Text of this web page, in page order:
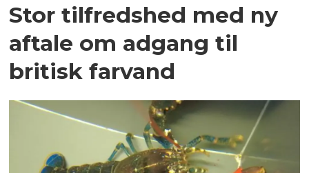
Stor tilfredshed med ny
aftale om adgang til
britisk farvand